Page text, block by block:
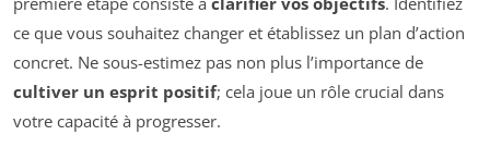
ce que vous souhaitez changer et établissez un plan d’action
concret. Ne sous-estimez pas non plus l’importance de
cultiver un esprit positif; cela joue un rôle crucial dans
votre capacité à progresser.